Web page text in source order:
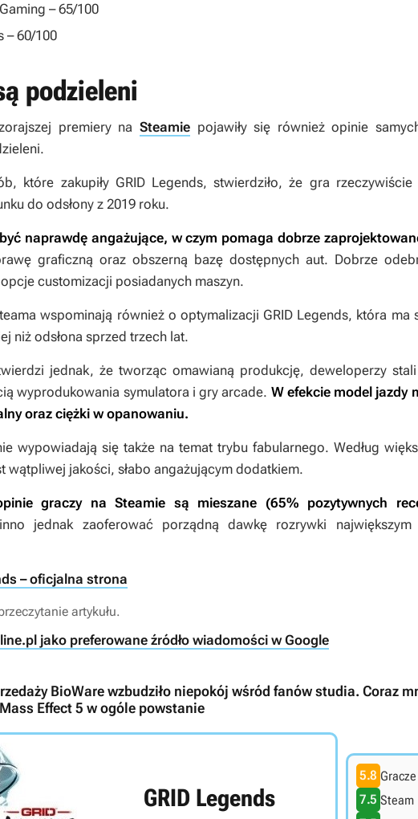
– 65/100
– 60/100
podzieleni
premiery na Steamiepojawiły się również opinie
które zakupiły GRID Legends, stwierdziło, że gra rzeczywiście
do odsłony z 2019 roku.
naprawdę angażujące, w czym pomaga dobrze
graficzną oraz obszerną bazę dostępnych aut. Dobrze
customizacji posiadanych maszyn.
wspominają również o optymalizacji GRID Legends, która ma
niż odsłona sprzed trzech lat.
jednak, że tworząc omawianą produkcję, deweloperzy
wyprodukowania symulatora i gry arcade. W efekcie model jazdy
oraz ciężki w opanowaniu.
wypowiadają się także na temat trybu fabularnego. Według
wątpliwej jakości, słabo angażującym dodatkiem.
graczy na Steamie są mieszane (65% pozytywnych
jednak zaoferować porządną dawkę rozrywki
– oficjalna strona
artykułu.
jako preferowane źródło wiadomości w Google
BioWare wzbudziło niepokój wśród fanów studia. Coraz
Effect 5 w ogóle powstanie
GRID Legends
5.8 Gracze
7.5 Steam